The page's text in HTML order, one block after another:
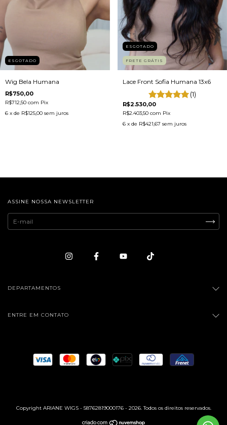
ESGOTADO
Wig Bela Humana
R$750,00
R$712,50 com Pix
6 x de R$125,00 sem juros
ESGOTADO
FRETE GRÁTIS
Lace Front Sofia Humana 13x6
(1)
R$2.530,00
R$2.403,50 com Pix
6 x de R$421,67 sem juros
ASSINE NOSSA NEWSLETTER
DEPARTAMENTOS
ENTRE EM CONTATO
Copyright ARIANE WIGS - 58762819000176 - 2026. Todos os direitos reservados.